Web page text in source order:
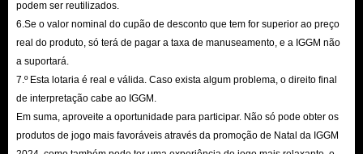
atenciosos e atenciosos. Pode-se dizer que quando você vier ao IGGM não
terá nenhuma preocupação!
podem ser reutilizados.
6.Se o valor nominal do cupão de desconto que tem for superior ao preço
real do produto, só terá de pagar a taxa de manuseamento, e a IGGM não
a suportará.
7.º Esta lotaria é real e válida. Caso exista algum problema, o direito final
de interpretação cabe ao IGGM.
Em suma, aproveite a oportunidade para participar. Não só pode obter os
produtos de jogo mais favoráveis ​​através da promoção de Natal da IGGM